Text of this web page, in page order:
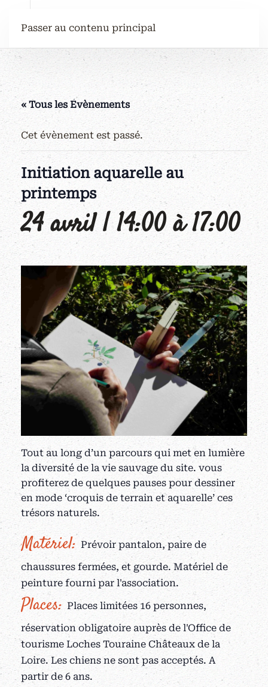
Passer au contenu principal
« Tous les Évènements
Cet évènement est passé.
Initiation aquarelle au
printemps
24 avril | 14:00à17:00
Tout au long d’un parcours qui met en lumière
la diversité de la vie sauvage du site. vous
profiterez de quelques pauses pour dessiner
en mode ‘croquis de terrain et aquarelle’ ces
trésors naturels.
Matériel: Prévoir pantalon, paire de
chaussures fermées, et gourde. Matériel de
peinture fourni par l'association.
Places: Places limitées 16 personnes,
réservation obligatoire auprès de l'Office de
tourisme Loches Touraine Châteaux de la
Loire. Les chiens ne sont pas acceptés. A
partir de 6 ans.